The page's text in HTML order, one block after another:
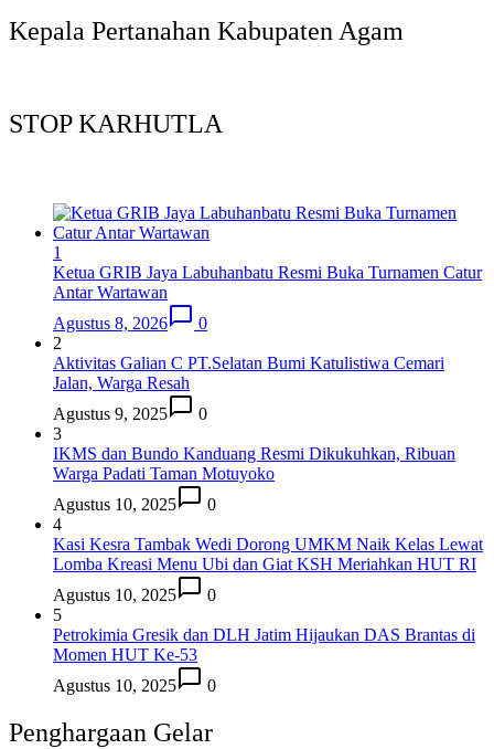
Kepala Pertanahan Kabupaten Agam
STOP KARHUTLA
1
Ketua GRIB Jaya Labuhanbatu Resmi Buka Turnamen Catur
Antar Wartawan
Agustus 8, 2026
0
2
Aktivitas Galian C PT.Selatan Bumi Katulistiwa Cemari
Jalan, Warga Resah
Agustus 9, 2025
0
3
IKMS dan Bundo Kanduang Resmi Dikukuhkan, Ribuan
Warga Padati Taman Motuyoko
Agustus 10, 2025
0
4
Kasi Kesra Tambak Wedi Dorong UMKM Naik Kelas Lewat
Lomba Kreasi Menu Ubi dan Giat KSH Meriahkan HUT RI
Agustus 10, 2025
0
5
Petrokimia Gresik dan DLH Jatim Hijaukan DAS Brantas di
Momen HUT Ke-53
Agustus 10, 2025
0
Penghargaan Gelar